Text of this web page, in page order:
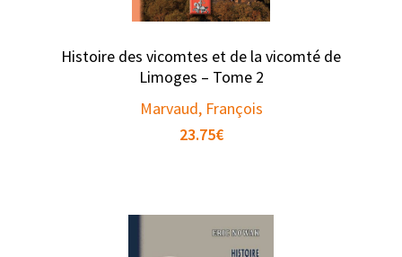
Histoire des vicomtes et de la vicomté de
Limoges – Tome 2
Marvaud, François
23.75€